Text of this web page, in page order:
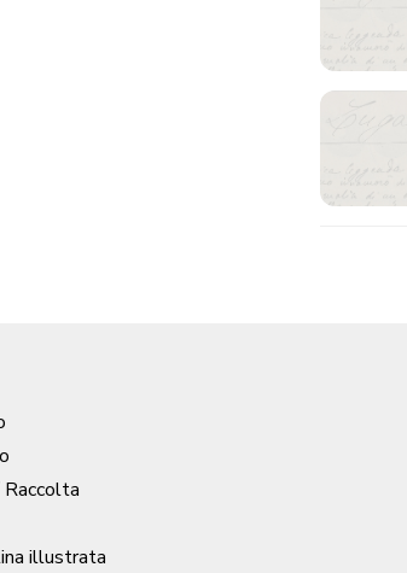
illustrata